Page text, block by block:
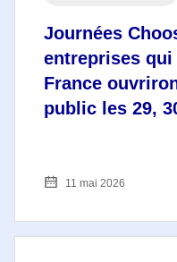
Journées
entreprises
France
public les 29,
11 mai 2026